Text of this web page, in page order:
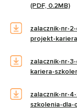
(PDF, 0.2MB)
zalacznik-nr-
projekt-
zalacznik-nr-
kariera-
zalacznik-nr-
szkolenia-dla-